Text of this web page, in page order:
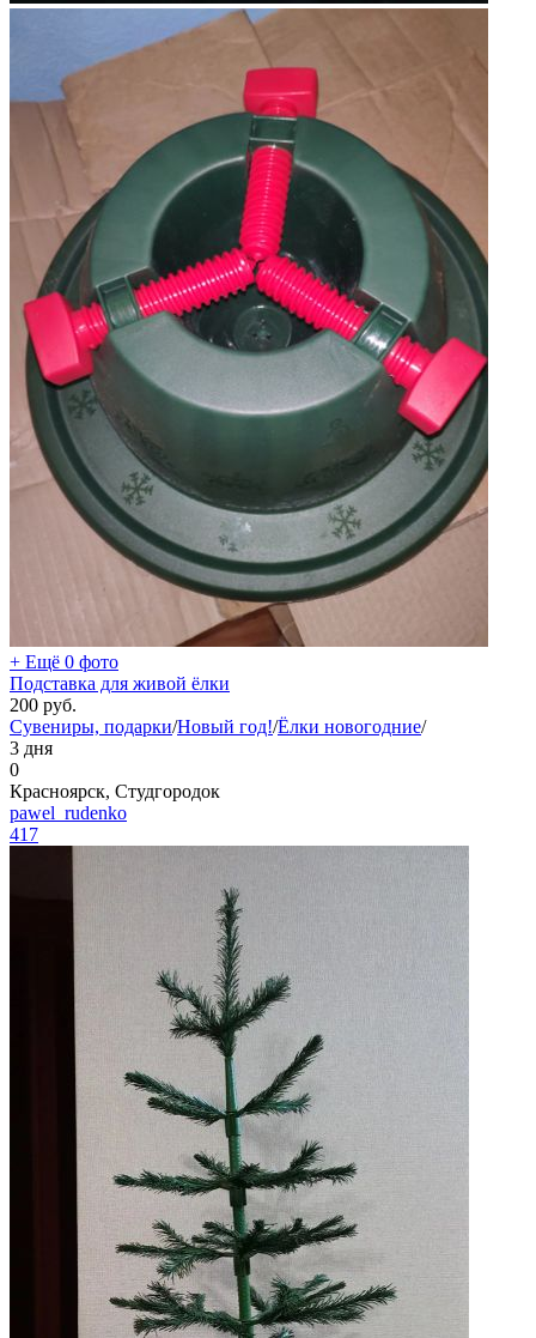
+ Ещё 0 фото
Подставка для живой ёлки
200 руб.
Сувениры, подарки/Новый год!/Ёлки новогодние/
3 дня
0
Красноярск, Студгородок
pawel_rudenko
417